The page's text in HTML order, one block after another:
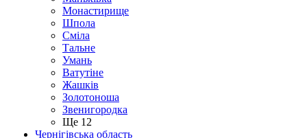
Монастирище
Шпола
Сміла
Тальне
Умань
Ватутіне
Жашків
Золотоноша
Звенигородка
Ще 12
Чернігівська область